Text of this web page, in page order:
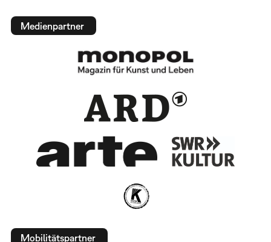
Medienpartner
Mobilitätspartner